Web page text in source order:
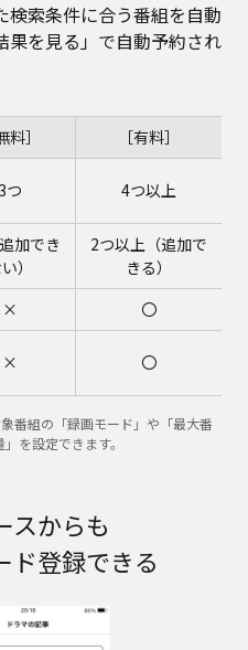
検索条件に合う番組を自動
果を見る」で自動予約され
料］
［有料］
3つ 4つ以上
加でき
）
2つ以上（追加で
きる）
×
〇
× 〇
番組の「録画モード」や「最大番
を設定できます。
スからも
ド登録できる